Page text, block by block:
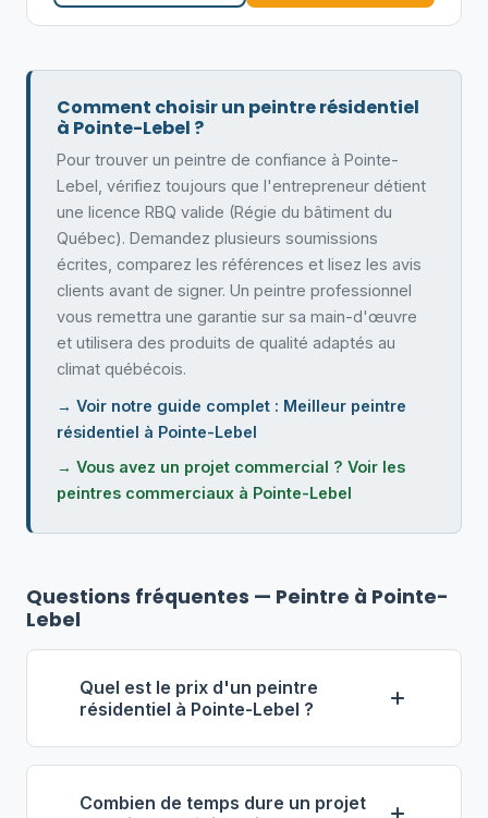
Comment choisir un peintre résidentiel
à Pointe-Lebel ?
Pour trouver un peintre de confiance à Pointe-
Lebel, vérifiez toujours que l'entrepreneur détient
une licence RBQ valide (Régie du bâtiment du
Québec). Demandez plusieurs soumissions
écrites, comparez les références et lisez les avis
clients avant de signer. Un peintre professionnel
vous remettra une garantie sur sa main-d'œuvre
et utilisera des produits de qualité adaptés au
climat québécois.
→ Voir notre guide complet : Meilleur peintre
résidentiel à Pointe-Lebel
→ Vous avez un projet commercial ? Voir les
peintres commerciaux à Pointe-Lebel
Questions fréquentes — Peintre à Pointe-
Lebel
Quel est le prix d'un peintre
résidentiel à Pointe-Lebel ?
À Pointe-Lebel, le tarif horaire d'un
peintre résidentiel se situe
Combien de temps dure un projet